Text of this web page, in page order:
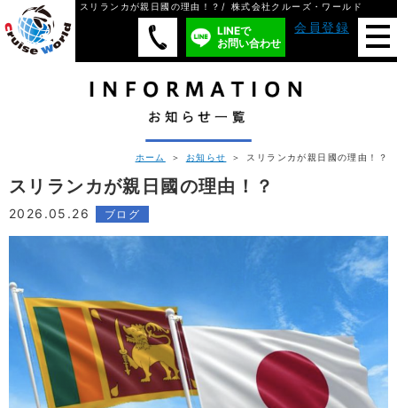
スリランカが親日國の理由！？/ 株式会社クルーズ・ワールド
LINEで
お問い合わせ
会員登録
ホーム ＞ お知らせ ＞ スリランカが親日國の理由！？
スリランカが親日國の理由！？
2026.05.26 ブログ